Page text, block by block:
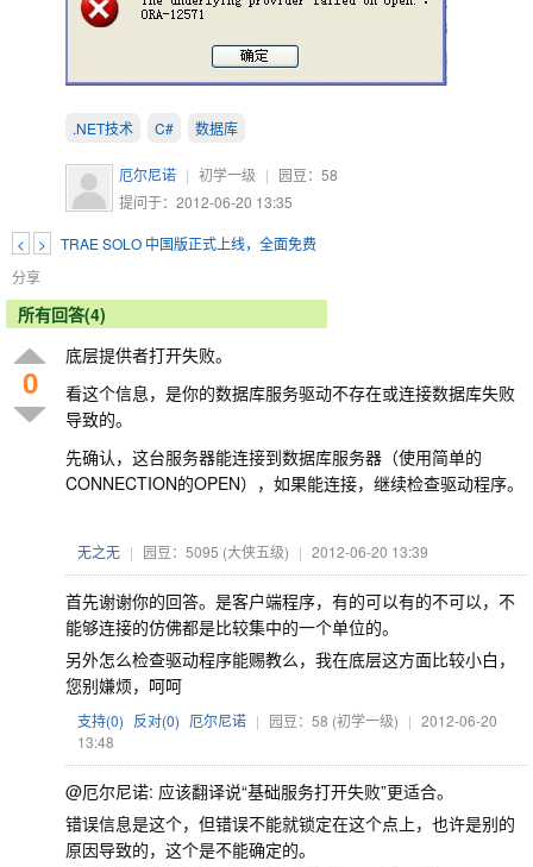
.NET技术 C# 数据库
厄尔尼诺 | 初学一级 | 园豆： 58
提问于：2012-06-20 13:35
< >
TRAE SOLO 中国版正式上线，全面免费
分享
所有回答(4)
0
底层提供者打开失败。
看这个信息，是你的数据库服务驱动不存在或连接数据库失败
导致的。
先确认，这台服务器能连接到数据库服务器（使用简单的
CONNECTION的OPEN），如果能连接，继续检查驱动程序。
无之无 | 园豆：5095 (大侠五级) | 2012-06-20 13:39
首先谢谢你的回答。是客户端程序，有的可以有的不可以，不
能够连接的仿佛都是比较集中的一个单位的。
另外怎么检查驱动程序能赐教么，我在底层这方面比较小白，
您别嫌烦，呵呵
支持(0) 反对(0) 厄尔尼诺 | 园豆：58 (初学一级) | 2012-06-20
13:48
@厄尔尼诺: 应该翻译说“基础服务打开失败”更适合。
错误信息是这个，但错误不能就锁定在这个点上，也许是别的
原因导致的，这个是不能确定的。